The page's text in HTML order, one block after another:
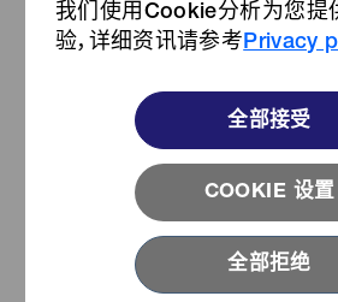
我们使用Cookie分析为您提
验，详细资讯请参考Privacy
COOKIE 设置
全部接受
全部拒绝